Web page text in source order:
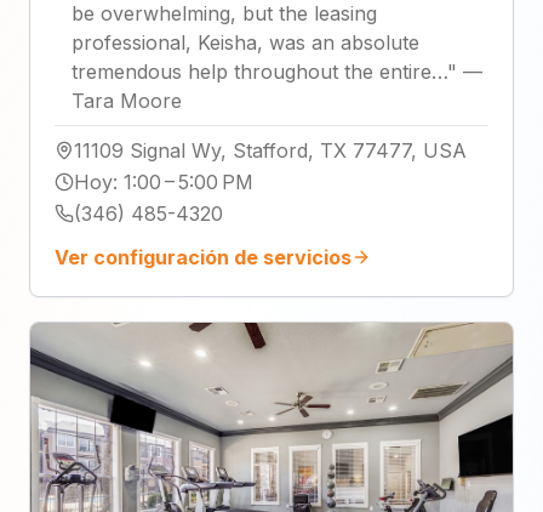
be overwhelming, but the leasing
professional, Keisha, was an absolute
tremendous help throughout the entire…" —
Tara Moore
11109 Signal Wy, Stafford, TX 77477, USA
Hoy: 1:00 – 5:00 PM
(346) 485-4320
Ver configuración de servicios